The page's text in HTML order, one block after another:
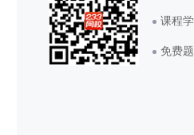
课程
免费